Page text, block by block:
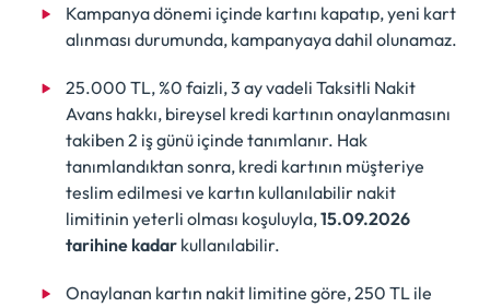
Kampanya dönemi içinde kartını kapatıp, yeni kart
alınması durumunda, kampanyaya dahil olunamaz.
25.000 TL, %0 faizli, 3 ay vadeli Taksitli Nakit
Avans hakkı, bireysel kredi kartının onaylanmasını
takiben 2 iş günü içinde tanımlanır. Hak
tanımlandıktan sonra, kredi kartının müşteriye
teslim edilmesi ve kartın kullanılabilir nakit
limitinin yeterli olması koşuluyla,15.09.2026
tarihine kadar kullanılabilir.
Onaylanan kartın nakit limitine göre, 250 TL ile